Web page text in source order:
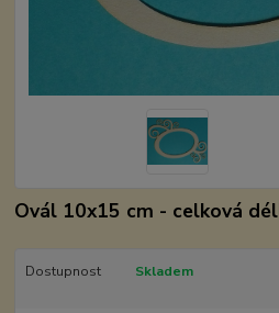
Ovál 10x15 cm - celková
Dostupnost Skladem